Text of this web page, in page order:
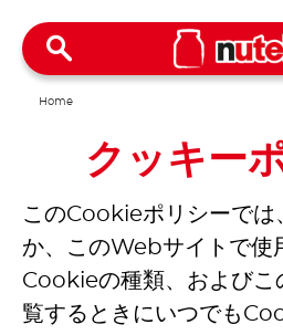
Home
クッキー
このCookieポリシーで
か、このWebサイトで使
Cookieの種類、およびこ
覧するときにいつでも